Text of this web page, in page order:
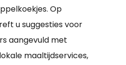
Op
u suggesties voor
aangevuld met
maaltijdservices,